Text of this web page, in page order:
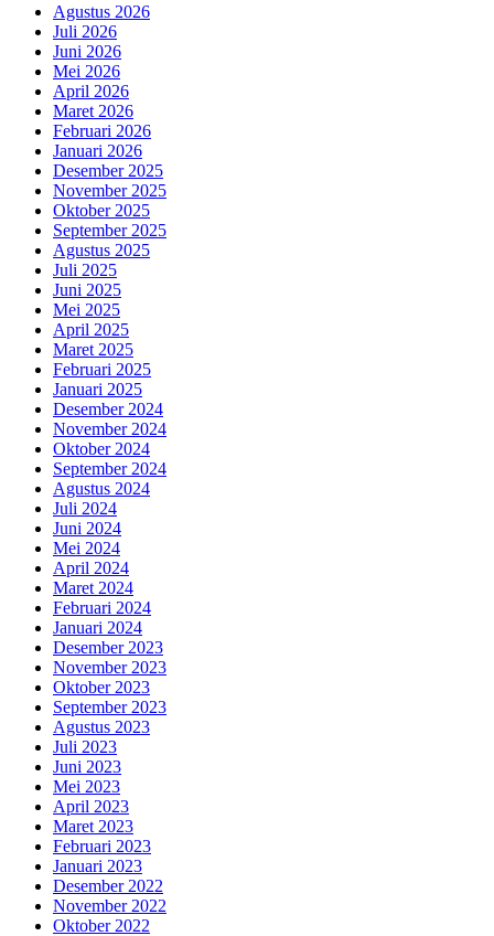
Agustus 2026
Juli 2026
Juni 2026
Mei 2026
April 2026
Maret 2026
Februari 2026
Januari 2026
Desember 2025
November 2025
Oktober 2025
September 2025
Agustus 2025
Juli 2025
Juni 2025
Mei 2025
April 2025
Maret 2025
Februari 2025
Januari 2025
Desember 2024
November 2024
Oktober 2024
September 2024
Agustus 2024
Juli 2024
Juni 2024
Mei 2024
April 2024
Maret 2024
Februari 2024
Januari 2024
Desember 2023
November 2023
Oktober 2023
September 2023
Agustus 2023
Juli 2023
Juni 2023
Mei 2023
April 2023
Maret 2023
Februari 2023
Januari 2023
Desember 2022
November 2022
Oktober 2022